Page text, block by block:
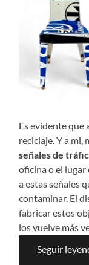
Es evidente que
reciclaje. Y a mi,
señales de
oficina o el lugar
a estas señales
contaminar. El
fabricar estos
los vuelve más
Seguir